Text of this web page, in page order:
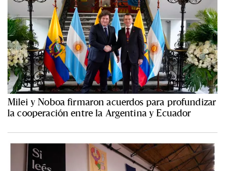
Milei y Noboa firmaron acuerdos para profundizar
la cooperación entre la Argentina y Ecuador